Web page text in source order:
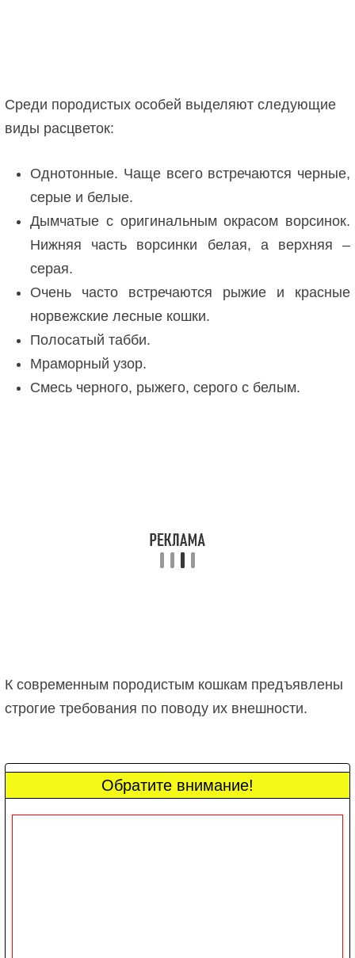
Среди породистых особей выделяют следующие
виды расцветок:
Однотонные. Чаще всего встречаются черные,
серые и белые.
Дымчатые с оригинальным окрасом ворсинок.
Нижняя часть ворсинки белая, а верхняя –
серая.
Очень часто встречаются рыжие и красные
норвежские лесные кошки.
Полосатый табби.
Мраморный узор.
Смесь черного, рыжего, серого с белым.
К современным породистым кошкам предъявлены
строгие требования по поводу их внешности.
Обратите внимание!